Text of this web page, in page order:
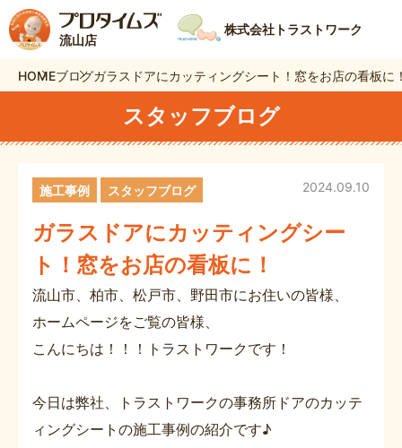
流山店
株式会社トラストワーク
HOMEブログガラスドアにカッティングシート！窓をお店の看板に
スタッフブログ
ガラスドアにカッティングシー
ト！窓をお店の看板に！
2024.09.10
施工事例 スタッフブログ
流山市、柏市、松戸市、野田市にお住いの皆様、
ホームページをご覧の皆様、
こんにちは！！！トラストワークです！
今日は弊社、トラストワークの事務所ドアのカッテ
ィングシートの施工事例の紹介です♪